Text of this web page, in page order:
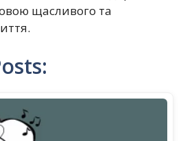
щасливого та